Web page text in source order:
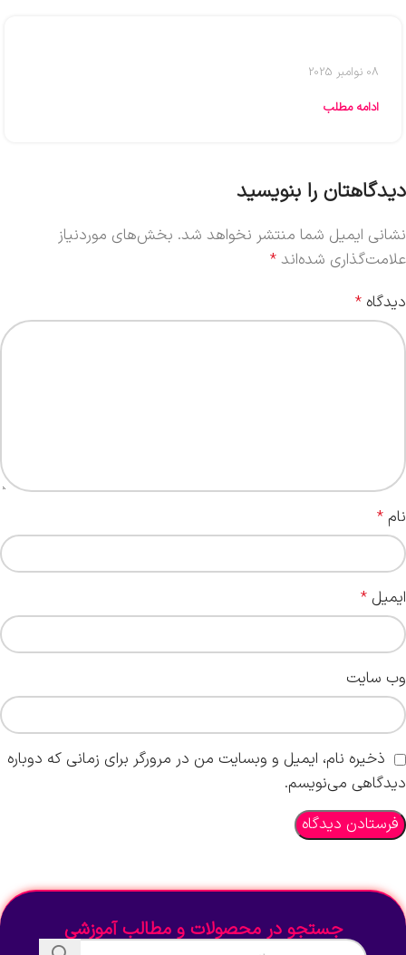
08 نوامبر 2025
ادامه مطلب
دیدگاهتان را بنویسید
نشانی ایمیل شما منتشر نخواهد شد. بخش‌های موردنیاز
علامت‌گذاری شده‌اند *
دیدگاه *
نام *
ایمیل *
وب‌ سایت
ذخیره نام، ایمیل و وبسایت من در مرورگر برای زمانی که دوباره
دیدگاهی می‌نویسم.
جستجو در محصولات و مطالب آموزشی